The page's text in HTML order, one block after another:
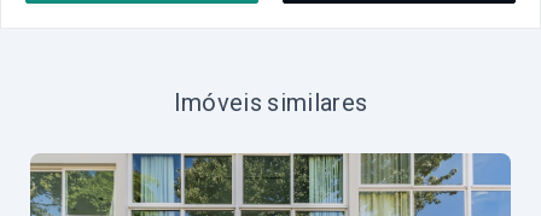
Imóveis similares